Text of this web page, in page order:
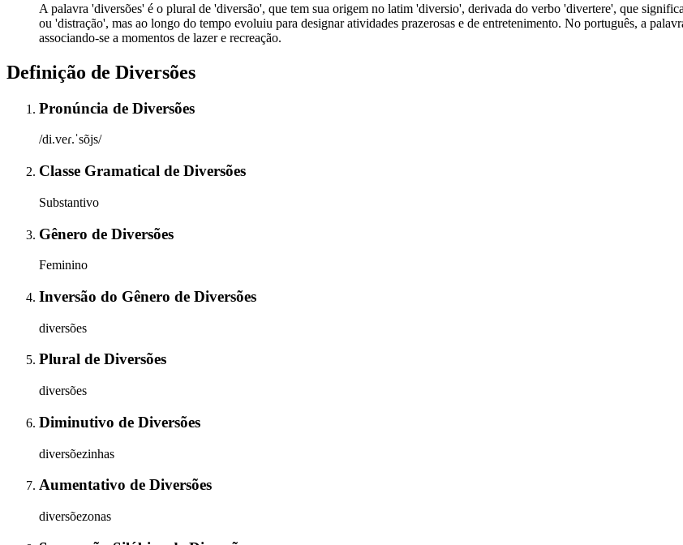
A palavra 'diversões' é o plural de 'diversão', que tem sua origem no latim 'diversio', derivada do verbo 'divertere', que
ou 'distração', mas ao longo do tempo evoluiu para designar atividades prazerosas e de entretenimento. No português, a
associando-se a momentos de lazer e recreação.
Definição de Diversões
Pronúncia de Diversões
/di.veɾ.ˈsõjs/
Classe Gramatical de Diversões
Substantivo
Gênero de Diversões
Feminino
Inversão do Gênero de Diversões
diversões
Plural de Diversões
diversões
Diminutivo de Diversões
diversõezinhas
Aumentativo de Diversões
diversõezonas